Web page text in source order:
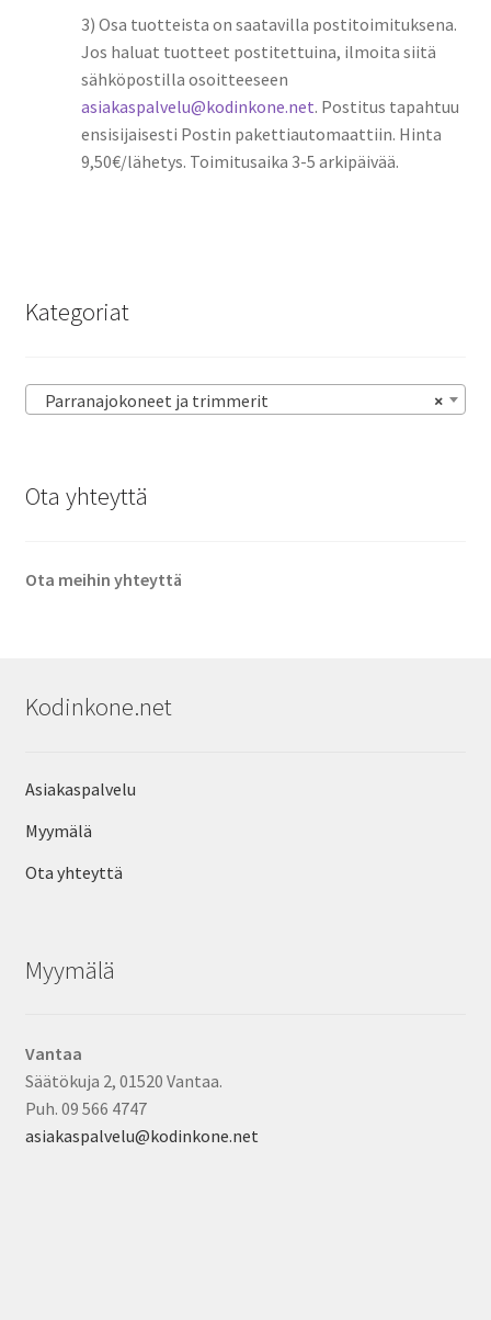
3) Osa tuotteista on saatavilla postitoimituksena.
Jos haluat tuotteet postitettuina, ilmoita siitä
sähköpostilla osoitteeseen
asiakaspalvelu@kodinkone.net. Postitus tapahtuu
ensisijaisesti Postin pakettiautomaattiin. Hinta
9,50€/lähetys. Toimitusaika 3-5 arkipäivää.
Kategoriat
×
Parranajokoneet ja trimmerit
Ota yhteyttä
Ota meihin yhteyttä
Kodinkone.net
Asiakaspalvelu
Myymälä
Ota yhteyttä
Myymälä
Vantaa
Säätökuja 2, 01520 Vantaa.
Puh. 09 566 4747
asiakaspalvelu@kodinkone.net